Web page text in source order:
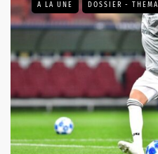
A LA UNE DOSSIER - THEMA